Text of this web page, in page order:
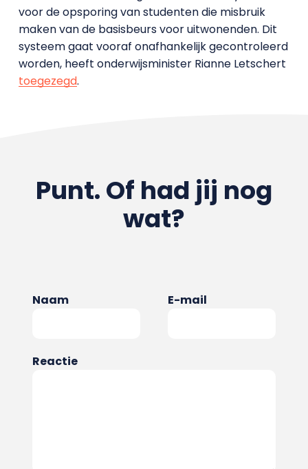
voor de opsporing van studenten die misbruik
maken van de basisbeurs voor uitwonenden. Dit
systeem gaat vooraf onafhankelijk gecontroleerd
worden, heeft onderwijsminister Rianne Letschert
toegezegd.
Punt. Of had jij nog
wat?
Naam E-mail
Reactie